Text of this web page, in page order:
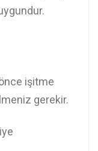
işitme
gerekir.